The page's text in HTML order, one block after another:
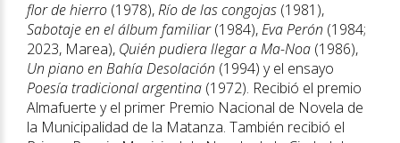
flor de hierro (1978),Río de las congojas (1981),
Sabotaje en el álbum familiar(1984),Eva Perón (1984;
2023, Marea), Quién pudiera llegar a Ma-Noa (1986),
Un piano en Bahía Desolación (1994) y el ensayo
Poesía tradicional argentina (1972). Recibió el premio
Almafuerte y el primer Premio Nacional de Novela de
la Municipalidad de la Matanza. También recibió el